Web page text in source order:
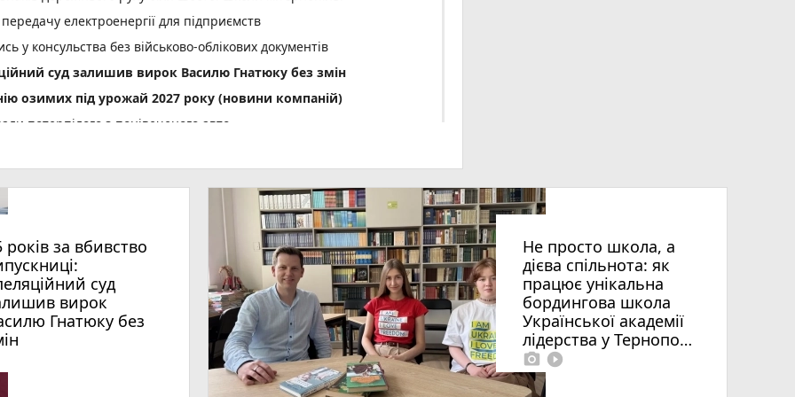
електроенергії для підприємств
у консульства без військово-облікових документів
суд залишив вирок Василю Гнатюку без змін
озимих під урожай 2027 року (новини компаній)
потерпілого з понівеченого авто
6 серпня будуть грози
(оновлено 5 серпня)
під парасолями
патрульних п'ять тисяч гривень
до ТОП-50 найкращих педагогів України
років за вбивство
суд
вирок
Гнатюку без
Не просто школа, а
дієва спільнота: як
працює унікальна
бордингова школа
Української академії
лідерства у Тернополі
photo_camera play_circle_filled